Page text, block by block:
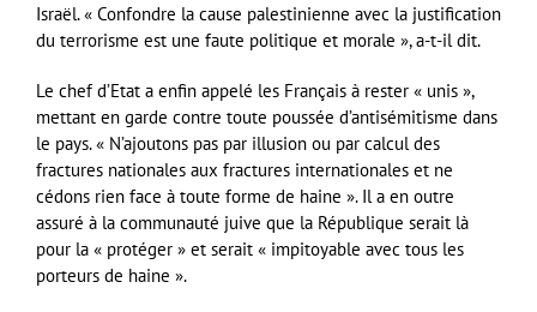
Israël. « Confondre la cause palestinienne avec la justification
du terrorisme est une faute politique et morale », a-t-il dit.
Le chef d’Etat a enfin appelé les Français à rester « unis »,
mettant en garde contre toute poussée d’antisémitisme dans
le pays. « N’ajoutons pas par illusion ou par calcul des
fractures nationales aux fractures internationales et ne
cédons rien face à toute forme de haine ». Il a en outre
assuré à la communauté juive que la République serait là
pour la « protéger » et serait « impitoyable avec tous les
porteurs de haine ».